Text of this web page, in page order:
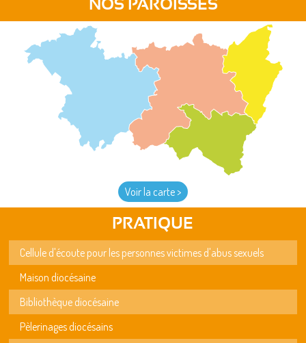
NOS PAROISSES
Voir la carte >
PRATIQUE
Cellule d'écoute pour les personnes victimes d'abus sexuels
Maison diocésaine
Bibliothèque diocésaine
Pèlerinages diocésains